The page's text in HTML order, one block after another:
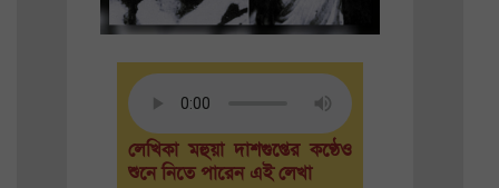
লেখিকা মহুয়া দাশগুপ্তের কণ্ঠেও
শুনে নিতে পারেন এই লেখা